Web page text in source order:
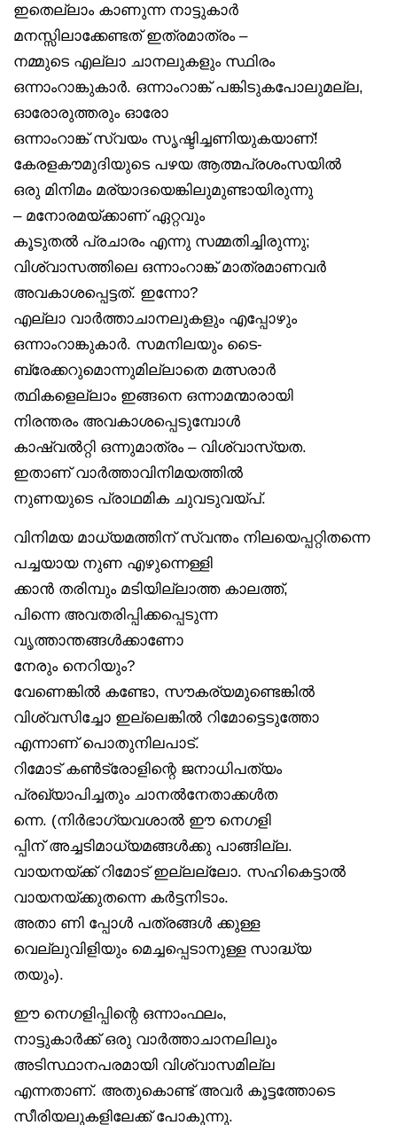
ഇതെല്ലാം കാണുന്ന നാട്ടുകാർ
മനസ്സിലാക്കേണ്ടത് ഇത്രമാത്രം –
നമ്മുടെ എല്ലാ ചാനലുകളും സ്ഥിരം
ഒന്നാംറാങ്കുകാർ. ഒന്നാംറാങ്ക് പങ്കിടുകപോലുമല്ല,
ഓരോരുത്തരും ഓരോ
ഒന്നാംറാങ്ക് സ്വയം സൃഷ്ടിച്ചണിയുകയാണ്!
കേരളകൗമുദിയുടെ പഴയ ആത്മപ്രശംസയിൽ
ഒരു മിനിമം മര്യാദയെങ്കിലുമുണ്ടായിരുന്നു
– മനോരമയ്ക്കാണ് ഏറ്റവും
കൂടുതൽ പ്രചാരം എന്നു സമ്മതിച്ചിരുന്നു;
വിശ്വാസത്തിലെ ഒന്നാംറാങ്ക് മാത്രമാണവർ
അവകാശപ്പെട്ടത്. ഇന്നോ?
എല്ലാ വാർത്താചാനലുകളും എപ്പോഴും
ഒന്നാംറാങ്കുകാർ. സമനിലയും ടൈ-
ബ്രേക്കറുമൊന്നുമില്ലാതെ മത്സരാർ
ത്ഥികളെല്ലാം ഇങ്ങനെ ഒന്നാമന്മാരായി
നിരന്തരം അവകാശപ്പെടുമ്പോൾ
കാഷ്വൽറ്റി ഒന്നുമാത്രം – വിശ്വാസ്യത.
ഇതാണ് വാർത്താവിനിമയത്തിൽ
നുണയുടെ പ്രാഥമിക ചുവടുവയ്പ്.
വിനിമയ മാധ്യമത്തിന് സ്വന്തം നിലയെപ്പറ്റിതന്നെ
പച്ചയായ നുണ എഴുന്നെള്ളി
ക്കാൻ തരിമ്പും മടിയില്ലാത്ത കാലത്ത്,
പിന്നെ അവതരിപ്പിക്കപ്പെടുന്ന
വൃത്താന്തങ്ങൾക്കാണോ
നേരും നെറിയും?
വേണെങ്കിൽ കണ്ടോ, സൗകര്യമുണ്ടെങ്കിൽ
വിശ്വസിച്ചോ ഇല്ലെങ്കിൽ റിമോട്ടെടുത്തോ
എന്നാണ് പൊതുനിലപാട്.
റിമോട് കൺട്രോളിന്റെ ജനാധിപത്യം
പ്രഖ്യാപിച്ചതും ചാനൽനേതാക്കൾത
ന്നെ. (നിർഭാഗ്യവശാൽ ഈ നെഗളി
പ്പിന് അച്ചടിമാധ്യമങ്ങൾക്കു പാങ്ങില്ല.
വായനയ്ക്ക് റിമോട് ഇല്ലല്ലോ. സഹികെട്ടാൽ
വായനയ്ക്കുതന്നെ കർട്ടനിടാം.
അതാ ണി പ്പോൾ പത്രങ്ങൾ ക്കുള്ള
വെല്ലുവിളിയും മെച്ചപ്പെടാനുള്ള സാദ്ധ്യ
തയും).
ഈ നെഗളിപ്പിന്റെ ഒന്നാംഫലം,
നാട്ടുകാർക്ക് ഒരു വാർത്താചാനലിലും
അടിസ്ഥാനപരമായി വിശ്വാസമില്ല
എന്നതാണ്. അതുകൊണ്ട് അവർ കൂട്ടത്തോടെ
സീരിയലുകളിലേക്ക് പോകുന്നു.